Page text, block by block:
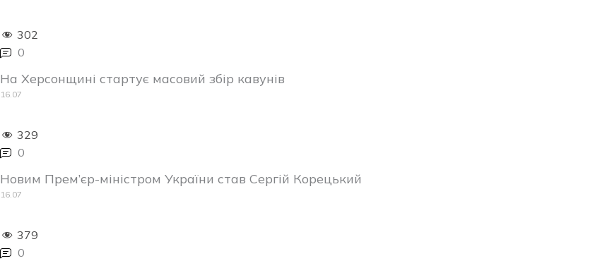
302
0
На Херсонщині стартує масовий збір кавунів
16.07
329
0
Новим Прем’єр-міністром України став Сергій Корецький
16.07
379
0